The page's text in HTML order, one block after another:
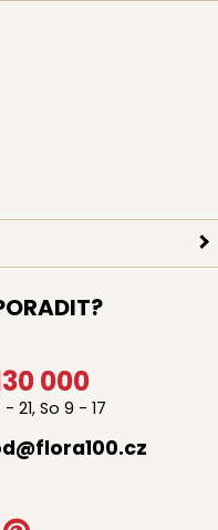
000
21, So 9 - 17